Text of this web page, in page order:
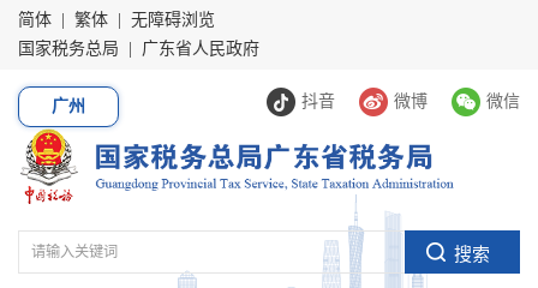
简体 繁体
无障碍浏览
国家税务总局
广东省人民政府
抖音 微博 微信
广州